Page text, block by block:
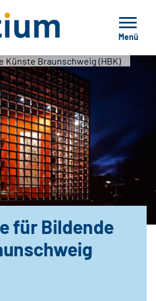
Menü
Künste Braunschweig (HBK)
für Bildende